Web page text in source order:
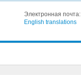
Электронная почта:
English translations